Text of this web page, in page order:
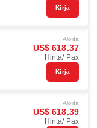
Kirja
Aloita
US$ 618.37
Hinta/ Pax
Kirja
Aloita
US$ 618.39
Hinta/ Pax